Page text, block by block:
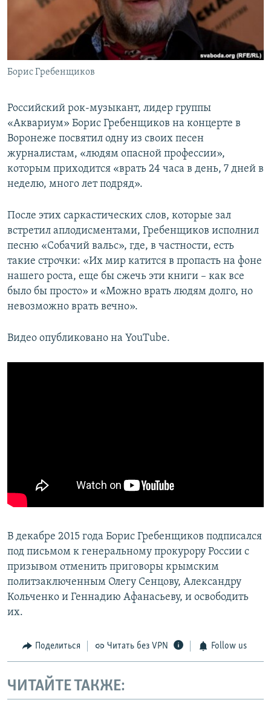
ПОБЕДИТЕЛЕЙ НЕ СУДЯТ?
КРЫМ.НЕПОКОРЕННЫЙ
ELIFBE
УКРАИНСКАЯ ПРОБЛЕМА КРЫМА
ПРИСОЕДИНЯЙТЕСЬ!
Борис Гребенщиков
Российский рок-музыкант, лидер группы
«Аквариум» Борис Гребенщиков на концерте в
Воронеже посвятил одну из своих песен
журналистам, «людям опасной профессии»,
которым приходится «врать 24 часа в день, 7 дней в
неделю, много лет подряд».
После этих саркастических слов, которые зал
встретил аплодисментами, Гребенщиков исполнил
песню «Собачий вальс», где, в частности, есть
такие строчки: «Их мир катится в пропасть на фоне
нашего роста, еще бы сжечь эти книги – как все
было бы просто» и «Можно врать людям долго, но
невозможно врать вечно».
Видео опубликовано на YouTube.
В декабре 2015 года Борис Гребенщиков подписался
под письмом к генеральному прокурору России с
призывом отменить приговоры крымским
политзаключенным Олегу Сенцову, Александру
Кольченко и Геннадию Афанасьеву, и освободить
их.
Поделиться Читать без VPN Follow us
ЧИТАЙТЕ ТАКЖЕ: